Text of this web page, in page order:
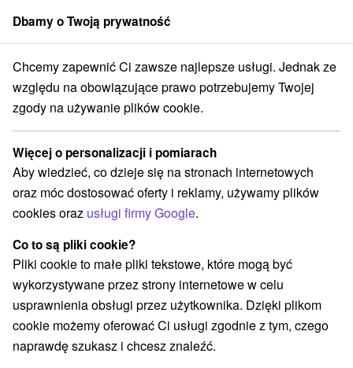
członek grupySorger
Východné Slovensko Prešovský kraj Tatranská Lomnica
Zakwaterowanie na Słowacji
Tatranská Lomnica
Kategorie
Wszystkie kategorie
Hotele na Slovacji
Apartmány(26) Chaty na prenájom
Kempy(1) Penzióny(6) Priváty (3) Ubytovne(2)
Wybierz lokalizację lub datę
Najlepiej sprzedające
Dbamy o Twoją prywatność
Chcemy zapewnić Ci zawsze najlepsze usługi. Jednak ze
względu na obowiązujące prawo potrzebujemy Twojej
zgody na używanie plików cookie.
Więcej o personalizacji i pomiarach
Aby wiedzieć, co dzieje się na stronach internetowych
oraz móc dostosować oferty i reklamy, używamy plików
cookies oraz usługi firmy Google.
Co to są pliki cookie?
Pliki cookie to małe pliki tekstowe, które mogą być
wykorzystywane przez strony internetowe w celu
usprawnienia obsługi przez użytkownika. Dzięki plikom
cookie możemy oferować Ci usługi zgodnie z tym, czego
naprawdę szukasz i chcesz znaleźć.